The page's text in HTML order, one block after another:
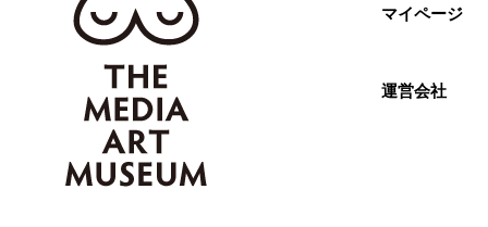
マイページ
運営会社